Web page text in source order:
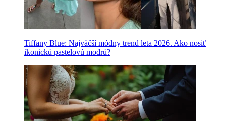
Tiffany Blue: Najväčší módny trend leta 2026. Ako nosiť
ikonickú pastelovú modrú?